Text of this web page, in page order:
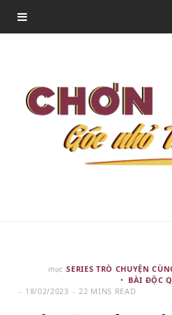
mục SERIES TRÒ CHUYỆN
BÀI ĐỘC
18/02/2023
22 MINS READ